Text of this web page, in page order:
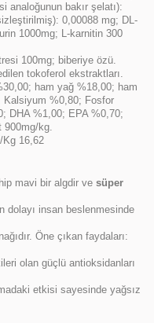
analoğunun bakır şelatı):
0,00088 mg; DL-
1000mg; L-karnitin 300
100mg; biberiye özü.
tokoferol ekstraktları.
ham yağ %18,00; ham
Kalsiyum %0,80; Fosfor
DHA %1,00; EPA %0,70;
900mg/kg.
Kg 16,62
mavi bir algdir ve süper
dolayı insan beslenmesinde
Öne çıkan faydaları:
olan güçlü antioksidanları
etkisi sayesinde yağsız